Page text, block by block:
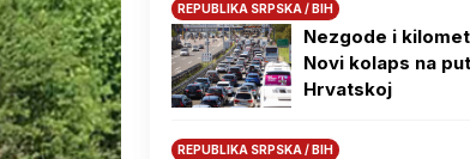
REPUBLIKA SRPSKA / BIH
Nezgode i
Novi kolaps na
Hrvatskoj
REPUBLIKA SRPSKA / BIH